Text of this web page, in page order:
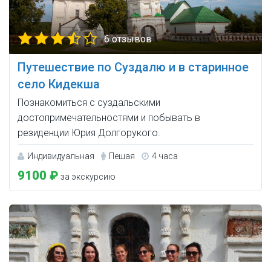
6 отзывов
Путешествие по Суздалю и в старинное
село Кидекша
Познакомиться с суздальскими
достопримечательностями и побывать в
резиденции Юрия Долгорукого.
Индивидуальная Пешая 4 часа
9100 ₽ за экскурсию